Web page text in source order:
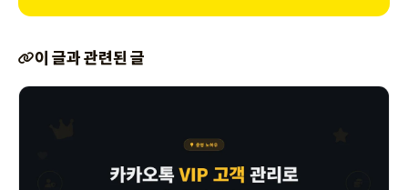
이 글과 관련된 글